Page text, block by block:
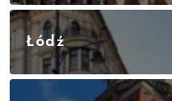
Łódź